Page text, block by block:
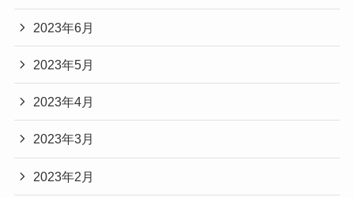
2023年6月
2023年5月
2023年4月
2023年3月
2023年2月